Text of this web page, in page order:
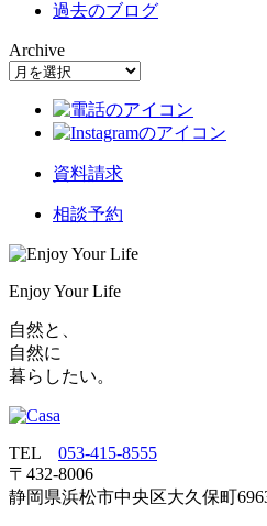
過去のブログ
Archive
資料請求
相談予約
Enjoy Your Life
自然と、
自然に
暮らしたい。
TEL 053‐415‐8555
〒432‐8006
静岡県浜松市中央区大久保町